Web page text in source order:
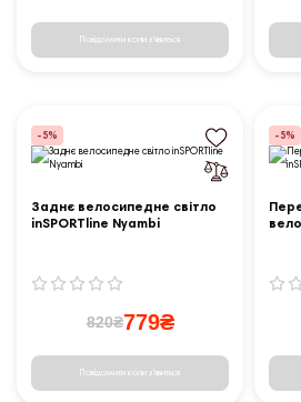
Повідомити коли з'явиться
-5%
Заднє велосипедне світло
inSPORTline Nyambi
820₴779₴
Повідомити коли з'явиться
-5%